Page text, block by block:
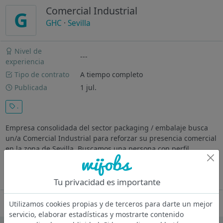
G Comercial Industrial
GHC · Sevilla
Nivel de
experiencia
---
Tipo de contrato
A tiempo completo
Publicada
1 jul.
.
Empresa consolidada del sector packaging / embalaje busca
un/a Comercial Industrial para reforzar su presencia comercial
en la zona de Sevilla. Buscamos una persona con perfil
claramente comercial, acostumbrada a trabajar sobre el
Oferta desactivada
Tu privacidad es importante
Utilizamos cookies propias y de terceros para darte un mejor
servicio, elaborar estadísticas y mostrarte contenido